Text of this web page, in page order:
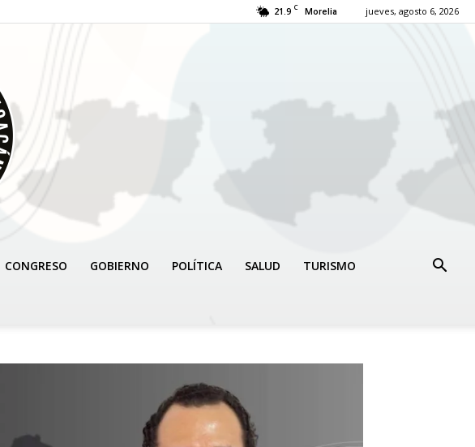
21.9 C Morelia jueves, agosto 6, 2026
CONGRESO GOBIERNO POLÍTICA SALUD TURISMO